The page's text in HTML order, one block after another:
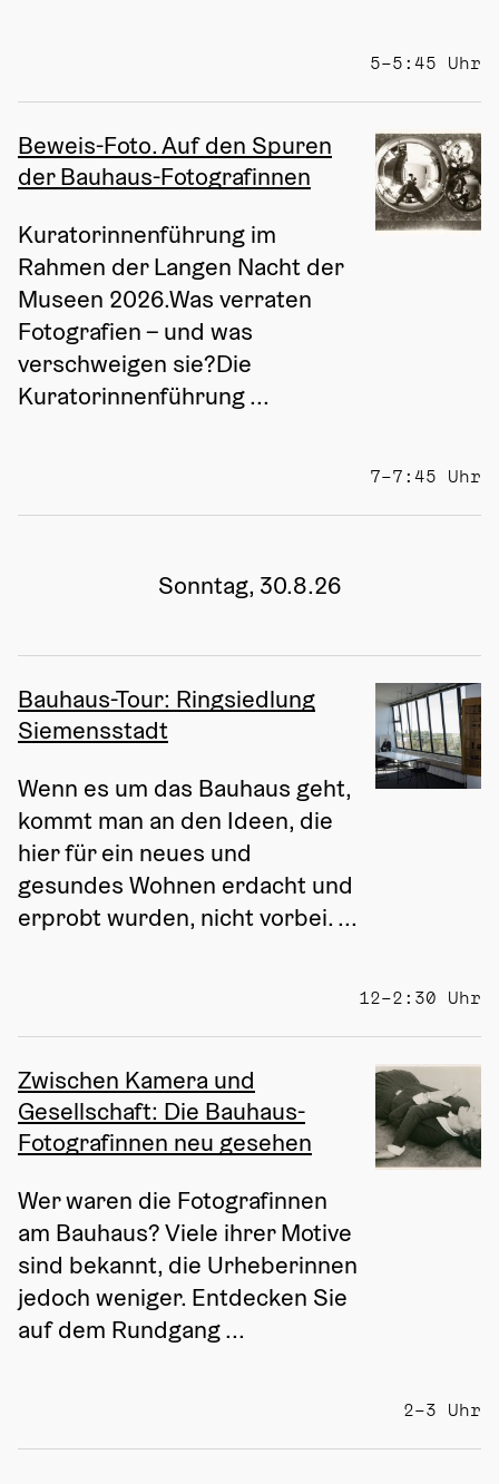
5–5:45 Uhr
Beweis-Foto. Auf den Spuren
der Bauhaus-Fotografinnen
Kuratorinnenführung im
Rahmen der Langen Nacht der
Museen 2026.Was verraten
Fotografien – und was
verschweigen sie?Die
Kuratorinnenführung ...
7–7:45 Uhr
Sonntag, 30.8.26
Bauhaus-Tour: Ringsiedlung
Siemensstadt
Wenn es um das Bauhaus geht,
kommt man an den Ideen, die
hier für ein neues und
gesundes Wohnen erdacht und
erprobt wurden, nicht vorbei. ...
12–2:30 Uhr
Zwischen Kamera und
Gesellschaft: Die Bauhaus-
Fotografinnen neu gesehen
Wer waren die Fotografinnen
am Bauhaus? Viele ihrer Motive
sind bekannt, die Urheberinnen
jedoch weniger. Entdecken Sie
auf dem Rundgang ...
2–3 Uhr